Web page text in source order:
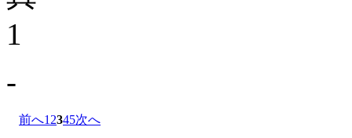
-
前へ1 2345次へ